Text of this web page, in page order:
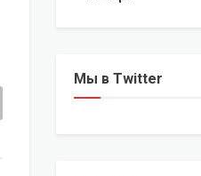
Мы в Twitter